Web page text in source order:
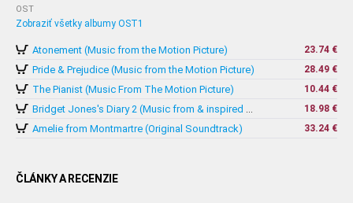
OST
Zobraziť všetky albumy OST1
Atonement (Music from the Motion Picture) 23.74 €
Pride & Prejudice (Music from the Motion Picture) 28.49 €
The Pianist (Music From The Motion Picture)
10.44 €
Bridget Jones's Diary 2 (Music from & inspired by The Motion Picture)
18.98 €
Amelie from Montmartre (Original Soundtrack) 33.24 €
ČLÁNKY A RECENZIE